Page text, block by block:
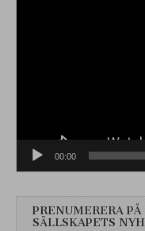
00:00
PRENUMERERA
SÄLLSKAPETS